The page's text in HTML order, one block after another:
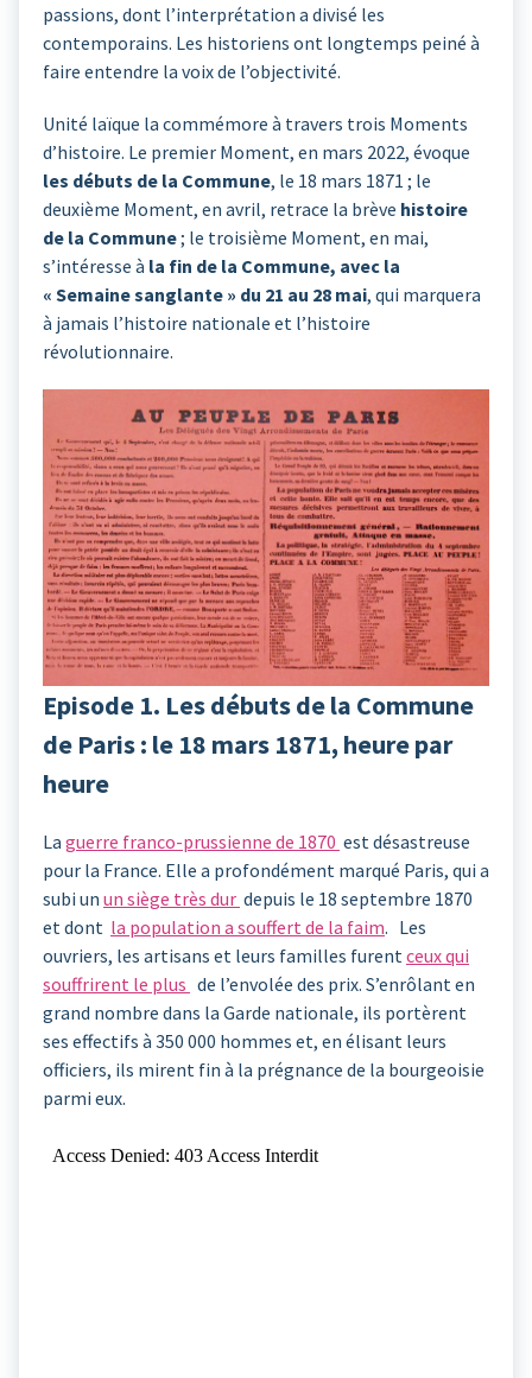
passions, dont l’interprétation a divisé les
contemporains. Les historiens ont longtemps peiné à
faire entendre la voix de l’objectivité.
Unité laïque la commémore à travers trois Moments
d’histoire. Le premier Moment, en mars 2022, évoque
les débuts de la Commune, le 18 mars 1871 ; le
deuxième Moment, en avril, retrace la brève histoire
de la Commune; le troisième Moment, en mai,
s’intéresse à la fin de la Commune, avec la
« Semaine sanglante » du 21 au 28 mai, qui marquera
à jamais l’histoire nationale et l’histoire
révolutionnaire.
Episode 1. Les débuts de la Commune
de Paris : le 18 mars 1871, heure par
heure
La guerre franco-prussienne de 1870 est désastreuse
pour la France. Elle a profondément marqué Paris, qui a
subi un un siège très dur depuis le 18 septembre 1870
et dont la population a souffert de la faim. Les
ouvriers, les artisans et leurs familles furentceux qui
souffrirent le plus de l’envolée des prix. S’enrôlant en
grand nombre dans la Garde nationale, ils portèrent
ses effectifs à 350 000 hommes et, en élisant leurs
officiers, ils mirent fin à la prégnance de la bourgeoisie
parmi eux.